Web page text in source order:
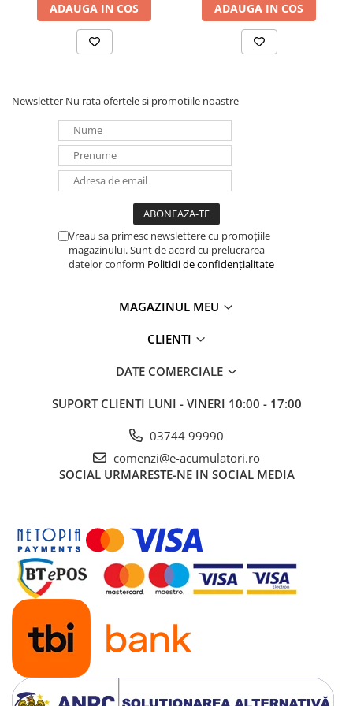
ADAUGA IN COS ADAUGA IN COS
Newsletter Nu rata ofertele si promotiile noastre
Vreau sa primesc newslettere cu promoțiile
magazinului. Sunt de acord cu prelucrarea
datelor conform Politicii de confidențialitate
MAGAZINUL MEU
CLIENTI
DATE COMERCIALE
SUPORT CLIENTI LUNI - VINERI 10:00 - 17:00
03744 99990
comenzi@e-acumulatori.ro
SOCIAL URMARESTE-NE IN SOCIAL MEDIA